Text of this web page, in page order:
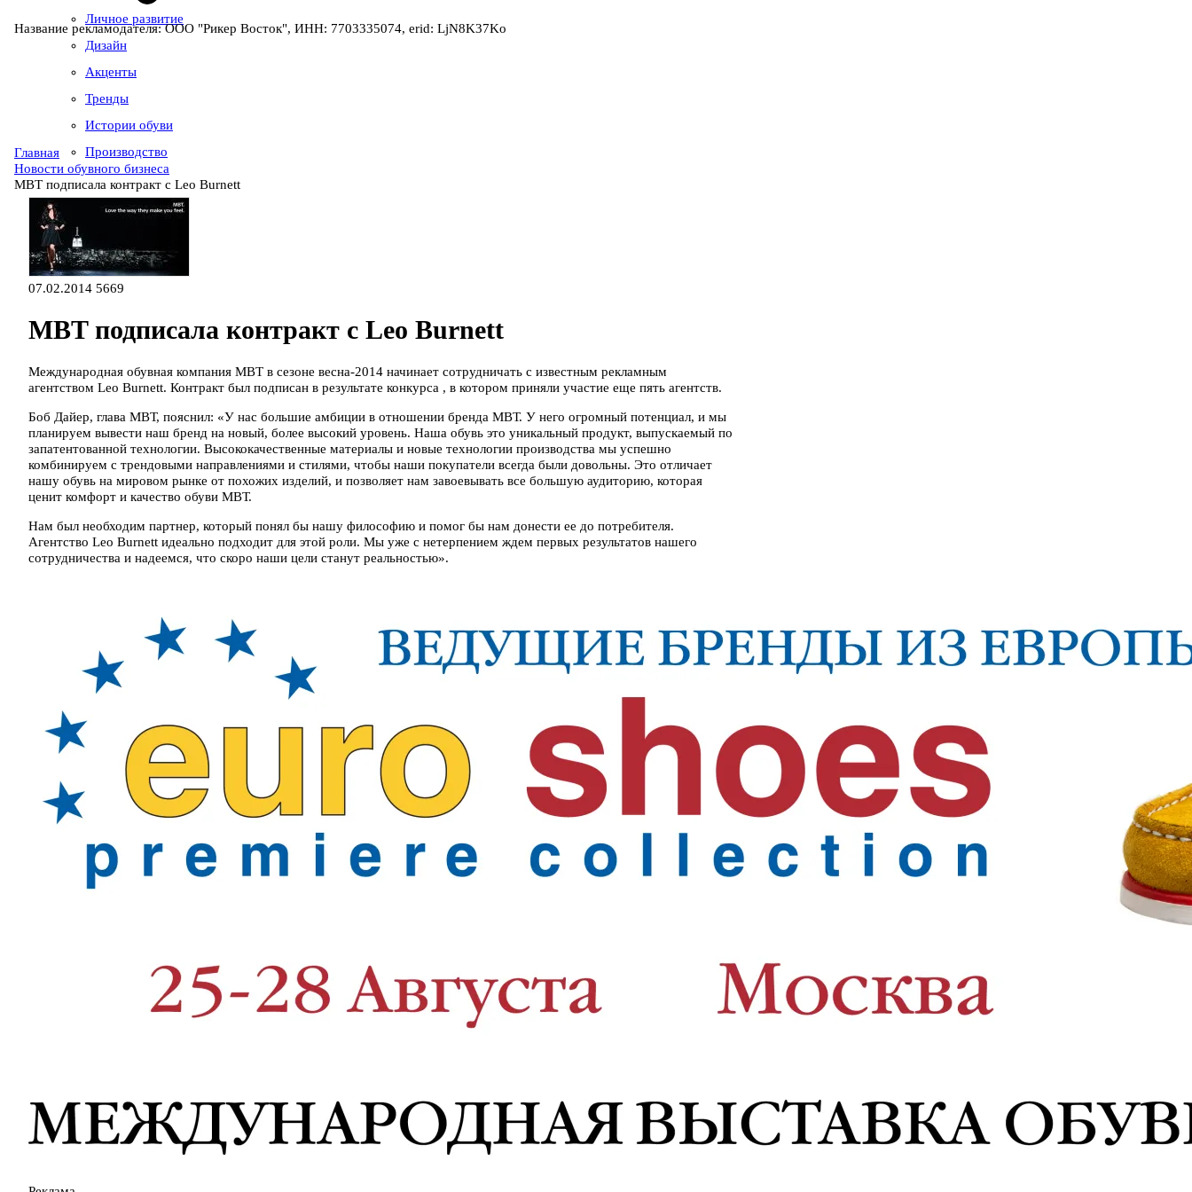
Личное развитие
Дизайн
Акценты
Тренды
Истории обуви
Производство
Название рекламодателя: ООО "Рикер Восток", ИНН: 7703335074, erid: LjN8K37Ko
Главная
Новости обувного бизнеса
MBT подписала контракт с Leo Burnett
07.02.2014 5669
MBT подписала контракт с Leo Burnett
Международная обувная компания МВТ в сезоне весна-2014 начинает сотрудничать с известным рекламным
агентством Leo Burnett. Контракт был подписан в результате конкурса , в котором приняли участие еще пять агентств.
Боб Дайер, глава МВТ, пояснил: «У нас большие амбиции в отношении бренда МВТ. У него огромный потенциал, и мы
планируем вывести наш бренд на новый, более высокий уровень. Наша обувь это уникальный продукт, выпускаемый по
запатентованной технологии. Высококачественные материалы и новые технологии производства мы успешно
комбинируем с трендовыми направлениями и стилями, чтобы наши покупатели всегда были довольны. Это отличает
нашу обувь на мировом рынке от похожих изделий, и позволяет нам завоевывать все большую аудиторию, которая
ценит комфорт и качество обуви МВТ.
Нам был необходим партнер, который понял бы нашу философию и помог бы нам донести ее до потребителя.
Агентство Leo Burnett идеально подходит для этой роли. Мы уже с нетерпением ждем первых результатов нашего
сотрудничества и надеемся, что скоро наши цели станут реальностью».